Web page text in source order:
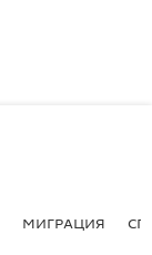
МИГРАЦИЯ